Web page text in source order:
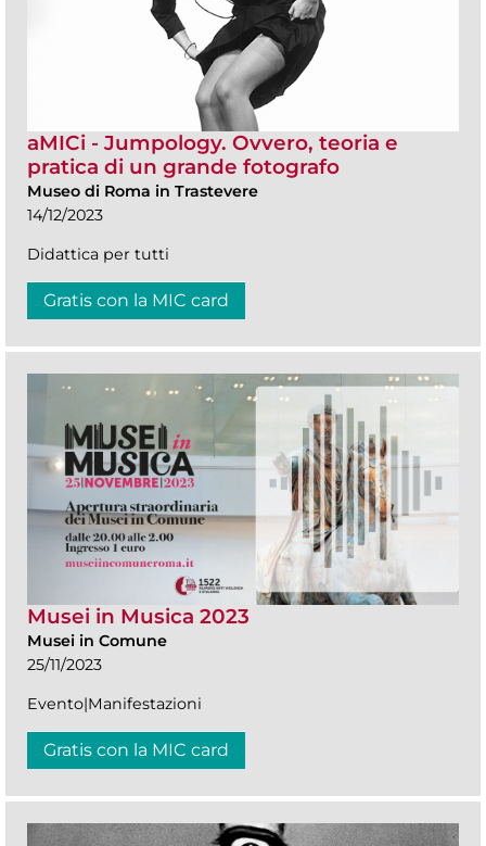
aMICi - Jumpology. Ovvero, teoria e
pratica di un grande fotografo
Museo di Roma in Trastevere
14/12/2023
Didattica per tutti
Gratis con la MIC card
Musei in Musica 2023
Musei in Comune
25/11/2023
Evento|Manifestazioni
Gratis con la MIC card